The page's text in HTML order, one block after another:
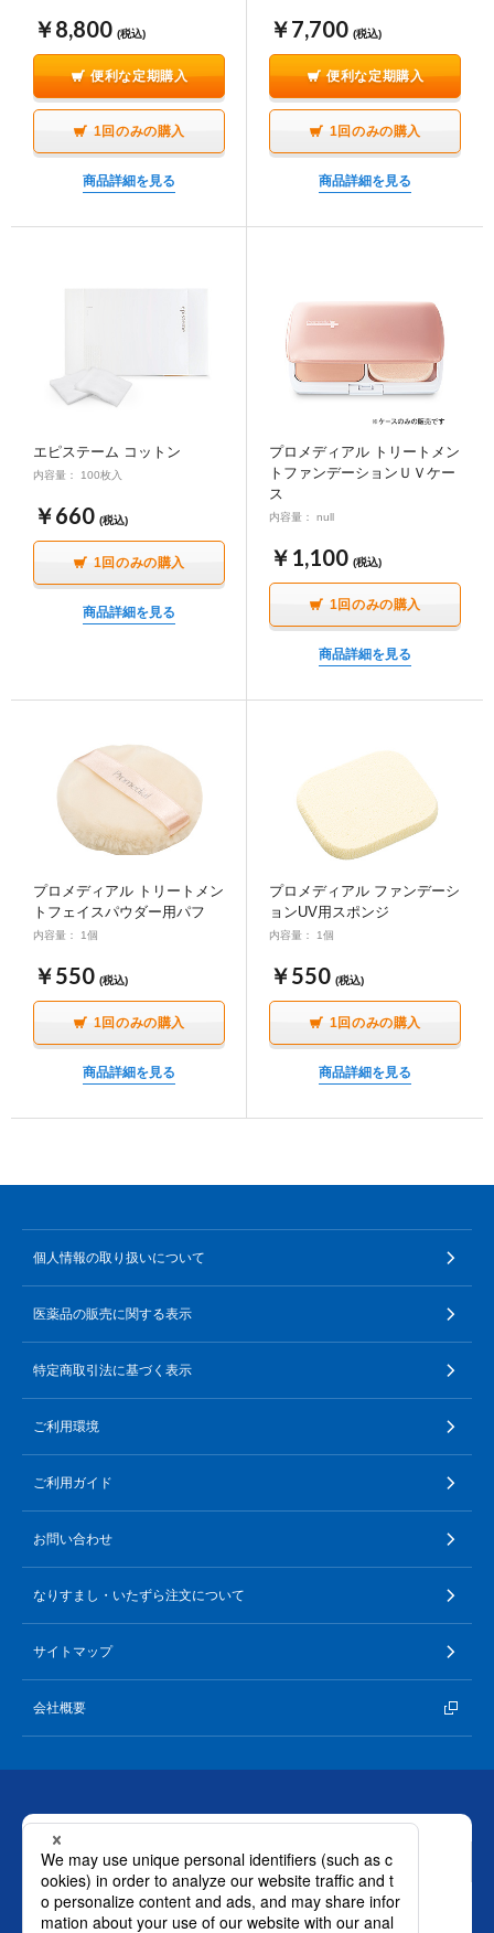
∟ 美容サプリメント
医薬品・目薬
お悩み・用途から探す
キャンペーンから探す
ご利用ガイド
特定商取引に関する法律に基づく表記
ご利用環境
サイトマップ
￥8,800 (税込)
便利な定期購入
1回のみの購入
商品詳細を見る
￥7,700 (税込)
便利な定期購入
1回のみの購入
商品詳細を見る
エピステーム コットン
内容量： 100枚入
￥660 (税込)
1回のみの購入
商品詳細を見る
プロメディアル トリートメン
トファンデーションＵＶケー
ス
内容量： null
￥1,100 (税込)
1回のみの購入
商品詳細を見る
プロメディアル トリートメン
トフェイスパウダー用パフ
内容量： 1個
￥550 (税込)
1回のみの購入
商品詳細を見る
プロメディアル ファンデーシ
ョンUV用スポンジ
内容量： 1個
￥550 (税込)
1回のみの購入
商品詳細を見る
個人情報の取り扱いについて
医薬品の販売に関する表示
特定商取引法に基づく表示
ご利用環境
ご利用ガイド
お問い合わせ
なりすまし・いたずら注文について
サイトマップ
会社概要
お問い合わせ
ロート製薬株式会社 通販事業部